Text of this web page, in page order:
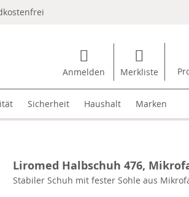
Anmelden Merkliste
Sicherheit Haushalt Marken
Liromed Halbschuh 476,
Stabiler Schuh mit fester Sohle aus